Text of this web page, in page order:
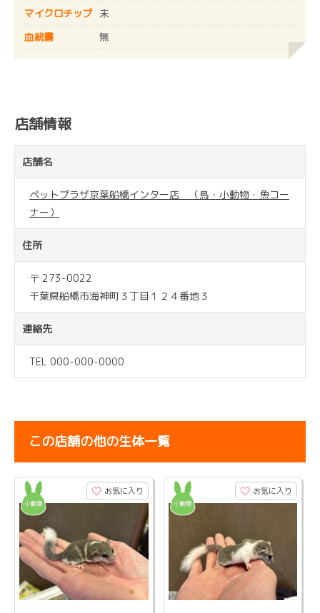
マイクロチップ
未
血統書
無
店舗情報
店舗名
ペットプラザ京葉船橋インター店 （鳥・小動物・魚コー
ナー）
住所
〒 273-0022
千葉県船橋市海神町３丁目１２４番地３
連絡先
TEL 000-000-0000
この店舗の他の生体一覧
お気に入り お気に入り